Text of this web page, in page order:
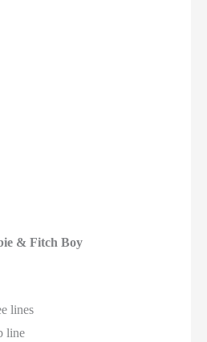
& Fitch Boy
lines
line